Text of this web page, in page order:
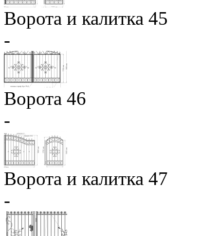
Ворота и калитка 45
-
Ворота 46
-
Ворота и калитка 47
-